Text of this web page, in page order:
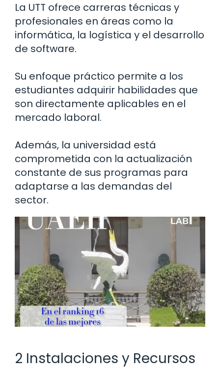
La UTT ofrece carreras técnicas y
profesionales en áreas como la
informática, la logística y el desarrollo
de software.
Su enfoque práctico permite a los
estudiantes adquirir habilidades que
son directamente aplicables en el
mercado laboral.
Además, la universidad está
comprometida con la actualización
constante de sus programas para
adaptarse a las demandas del
sector.
2 Instalaciones y Recursos